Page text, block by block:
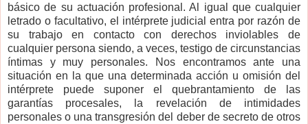
básico de su actuación profesional. Al igual que cualquier
letrado o facultativo, el intérprete judicial entra por razón de
su trabajo en contacto con derechos inviolables de
cualquier persona siendo, a veces, testigo de circunstancias
íntimas y muy personales. Nos encontramos ante una
situación en la que una determinada acción u omisión del
intérprete puede suponer el quebrantamiento de las
garantías procesales, la revelación de intimidades
personales o una transgresión del deber de secreto de otros